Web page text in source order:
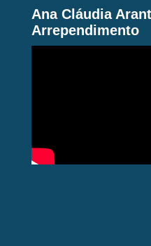
Ana Cláudia
Arrependimento